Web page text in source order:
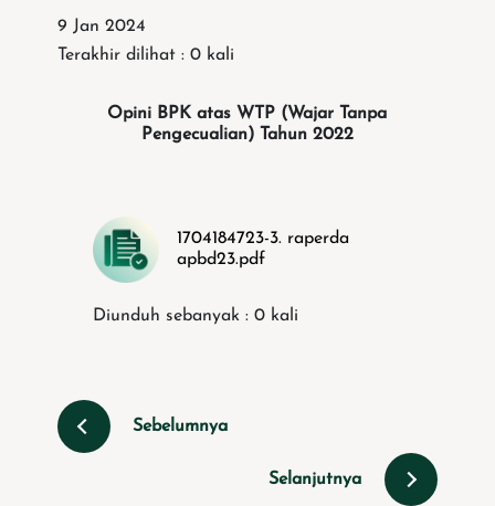
9 Jan 2024
Terakhir dilihat : 0 kali
Opini BPK atas WTP (Wajar Tanpa
Pengecualian) Tahun 2022
1704184723-3. raperda
apbd23.pdf
Diunduh sebanyak : 0 kali
Sebelumnya
Selanjutnya